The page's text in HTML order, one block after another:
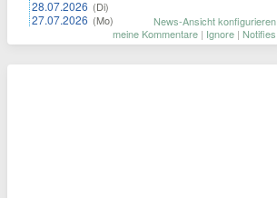
28.07.2026 (Di)
27.07.2026 (Mo)
News-Ansicht konfigurieren
meine Kommentare | Ignore | Notifies